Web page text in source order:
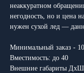
неаккуратном
негодность, но и цена
нужен сухой лед —
Минимальный заказ -
Вместимость: до 40
Внешние габариты